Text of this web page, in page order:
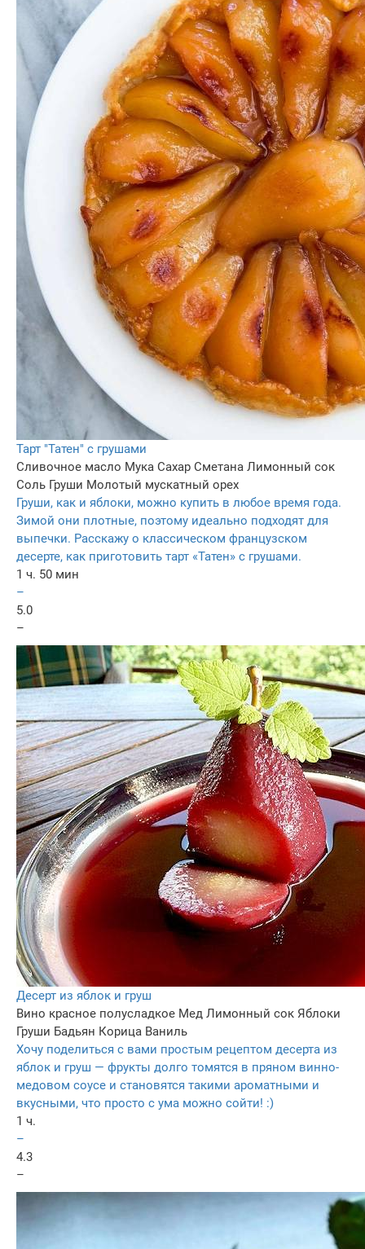
Тарт "Татен" с грушами
Сливочное масло Мука Сахар Сметана Лимонный сок
Соль Груши Молотый мускатный орех
Груши, как и яблоки, можно купить в любое время года.
Зимой они плотные, поэтому идеально подходят для
выпечки. Расскажу о классическом французском
десерте, как приготовить тарт «Татен» с грушами.
1 ч. 50 мин
–
5.0
–
Десерт из яблок и груш
Вино красное полусладкое Мед Лимонный сок Яблоки
Груши Бадьян Корица Ваниль
Хочу поделиться с вами простым рецептом десерта из
яблок и груш — фрукты долго томятся в пряном винно-
медовом соусе и становятся такими ароматными и
вкусными, что просто с ума можно сойти! :)
1 ч.
–
4.3
–